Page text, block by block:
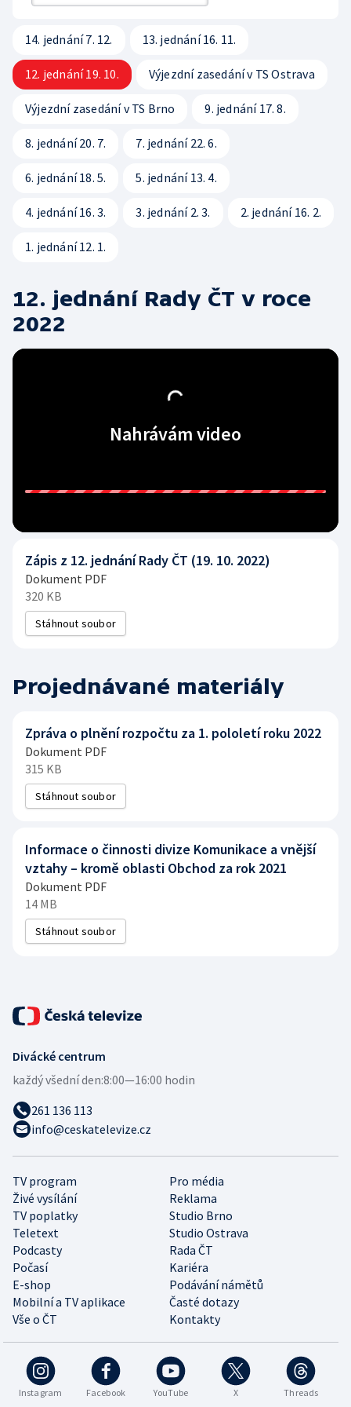
Etický panel
Statut ČT
Kodex ČT
ČT podporuje
Přístupnost
Vliv vysílání na děti
Hudební banky
Scénický provoz
Veřejné zakázky
Bezpečnostní pravidla pro návštěvníky ČT
14. jednání 7. 12. 13. jednání 16. 11.
12. jednání 19. 10. Výjezdní zasedání v TS Ostrava
Výjezdní zasedání v TS Brno 9. jednání 17. 8.
8. jednání 20. 7. 7. jednání 22. 6.
6. jednání 18. 5. 5. jednání 13. 4.
4. jednání 16. 3. 3. jednání 2. 3. 2. jednání 16. 2.
1. jednání 12. 1.
12. jednání Rady ČT v roce
2022
Nahrávám video
Zápis z 12. jednání Rady ČT (19. 10. 2022)
Dokument PDF
320 KB
Stáhnout soubor
Projednávané materiály
Zpráva o plnění rozpočtu za 1. pololetí roku 2022
Dokument PDF
315 KB
Stáhnout soubor
Informace o činnosti divize Komunikace a vnější
vztahy – kromě oblasti Obchod za rok 2021
Dokument PDF
14 MB
Stáhnout soubor
Divácké centrum
každý všední den:8:00—16:00 hodin
261 136 113
info@ceskatelevize.cz
TV program
Pro média
Živé vysílání
Reklama
TV poplatky
Studio Brno
Teletext
Studio Ostrava
Podcasty
Rada ČT
Počasí
Kariéra
E-shop
Podávání námětů
Mobilní a TV aplikace
Časté dotazy
Vše o ČT
Kontakty
Instagram Facebook YouTube X Threads